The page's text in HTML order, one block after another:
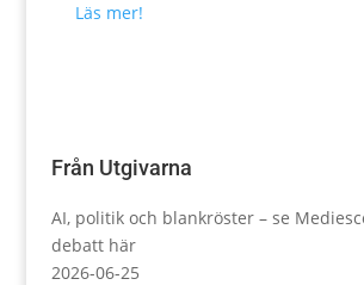
Läs mer!
Från Utgivarna
AI, politik och blankröster – se
debatt här
2026-06-25